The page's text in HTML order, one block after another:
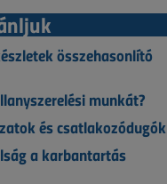
összehasonlító
munkát?
és csatlakozódugók
a karbantartás